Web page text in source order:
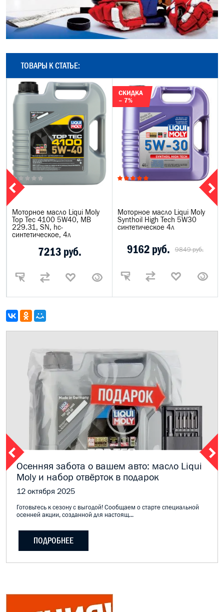
ТОВАРЫ К СТАТЬЕ:
Моторное масло Liqui Moly
Top Tec 4100 5W40, MB
229.31, SN, hc-
синтетическое, 4л
7213 руб.
СКИДКА
– 7%
Моторное масло Liqui Moly
Synthoil High Tech 5W30
синтетическое 4л
9162 руб. 9849 руб.
Осенняя забота о вашем авто: масло Liqui
Moly и набор отвёрток в подарок
12 октября 2025
Готовьтесь к сезону с выгодой! Сообщаем о старте специальной
осенней акции, созданной для настоящ...
ПОДРОБНЕЕ